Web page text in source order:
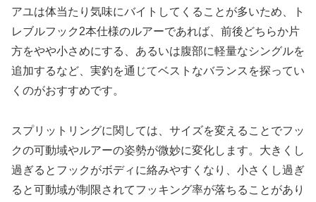
アユは体当たり気味にバイトしてくることが多いため、ト
レブルフック2本仕様のルアーであれば、前後どちらか片
方をやや小さめにする、あるいは腹部に軽量なシングルを
追加するなど、実釣を通じてベストなバランスを探ってい
くのがおすすめです。
スプリットリングに関しては、サイズを変えることでフッ
クの可動域やルアーの姿勢が微妙に変化します。大きくし
過ぎるとフックがボディに絡みやすくなり、小さくし過ぎ
ると可動域が制限されてフッキング率が落ちることがあり